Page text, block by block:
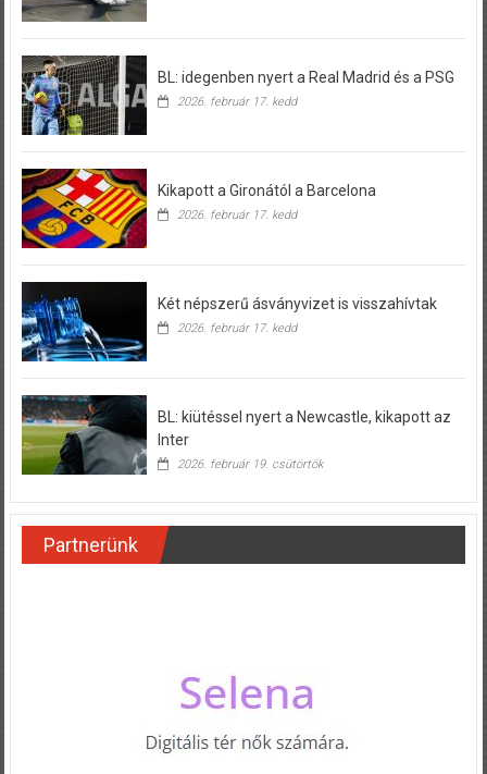
BL: idegenben nyert a Real Madrid és a PSG
2026. február 17. kedd
Kikapott a Gironától a Barcelona
2026. február 17. kedd
Két népszerű ásványvizet is visszahívtak
2026. február 17. kedd
BL: kiütéssel nyert a Newcastle, kikapott az
Inter
2026. február 19. csütörtök
Partnerünk